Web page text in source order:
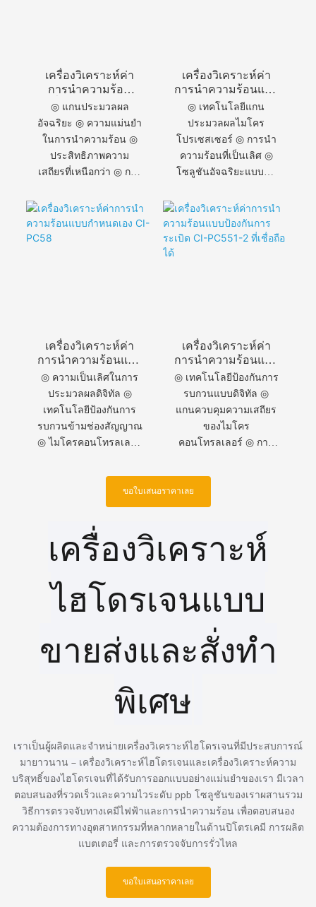
เครื่องวิเคราะห์ค่า
การนำความร้อน
ยี่ห้อ CI-PC511
◎ แกนประมวลผล
อัจฉริยะ ◎ ความแม่นยำ
ในการนำความร้อน ◎
ประสิทธิภาพความ
เสถียรที่เหนือกว่า ◎ การ
ช่วงเวลาการสอบเทียบที่
ยาวนานขึ้น
เครื่องวิเคราะห์ค่า
การนำความร้อนแบบ
พกพา CI-PC53 แบบ
กำหนดเอง
◎ เทคโนโลยีแกน
ประมวลผลไมโคร
โปรเซสเซอร์ ◎ การนำ
ความร้อนที่เป็นเลิศ ◎
โซลูชันอัจฉริยะแบบพก
ความแม่นยำที่เหนือกว่า
เครื่องวิเคราะห์ค่า
การนำความร้อนแบบ
กำหนดเอง CI-PC58
◎ ความเป็นเลิศในการ
ประมวลผลดิจิทัล ◎
เทคโนโลยีป้องกันการ
รบกวนข้ามช่องสัญญาณ
◎ ไมโครคอนโทรลเลอร์
การทำงานที่เสถียรและ
เชื่อถือได้ ◎ คุณภาพ
ระดับสากลที่ยอดเยี่ยม
เครื่องวิเคราะห์ค่า
การนำความร้อนแบบ
ป้องกันการระเบิด CI-
PC551-2 ที่เชื่อถือได้
◎ เทคโนโลยีป้องกันการ
รบกวนแบบดิจิทัล ◎
แกนควบคุมความเสถียร
ของไมโคร
คอนโทรลเลอร์ ◎ การ
ปลอดภัยป้องกันการ
ระเบิด ◎ มาตรฐานการ
ทดสอบที่เข้มงวด ◎ การ
สม่ำเสมอ
ขอใบเสนอราคาเลย
เครื่องวิเคราะห์
ไฮโดรเจนแบบ
ขายส่งและสั่งทำ
พิเศษ
เราเป็นผู้ผลิตและจำหน่ายเครื่องวิเคราะห์ไฮโดรเจนที่มีประสบการณ์
มายาวนาน – เครื่องวิเคราะห์ไฮโดรเจนและเครื่องวิเคราะห์ความ
บริสุทธิ์ของไฮโดรเจนที่ได้รับการออกแบบอย่างแม่นยำของเรา มีเวลา
ตอบสนองที่รวดเร็วและความไวระดับ ppb โซลูชันของเราผสานรวม
วิธีการตรวจจับทางเคมีไฟฟ้าและการนำความร้อน เพื่อตอบสนอง
ความต้องการทางอุตสาหกรรมที่หลากหลายในด้านปิโตรเคมี การผลิต
แบตเตอรี่ และการตรวจจับการรั่วไหล
ขอใบเสนอราคาเลย